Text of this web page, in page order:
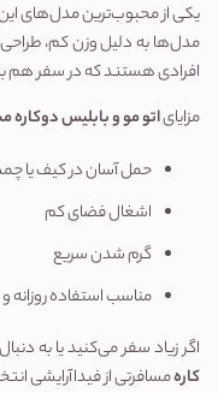
یکی از محبوب‌ترین مدل‌های این محصول،
افرادی هستند که در سفر هم
مزایای اتو مو و بابلیس دوکاره
حمل آسان در کیف یا
اشغال فضای کم
گرم شدن سریع
مناسب استفاده روزانه
اگر زیاد سفر می‌کنید یا به دنبال یک ابزار جمع‌وجور هستید،
کاره مسافرتی از فیداآرایشی